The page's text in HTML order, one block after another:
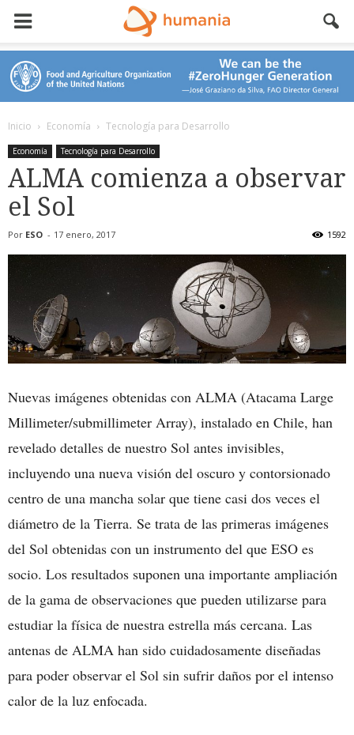
Inicio Economía Tecnología para Desarrollo
Economía Tecnología para Desarrollo
ALMA comienza a observar
el Sol
Por ESO - 17 enero, 2017 1592
Nuevas imágenes obtenidas con ALMA (Atacama Large
Millimeter/submillimeter Array), instalado en Chile, han
revelado detalles de nuestro Sol antes invisibles,
incluyendo una nueva visión del oscuro y contorsionado
centro de una mancha solar que tiene casi dos veces el
diámetro de la Tierra. Se trata de las primeras imágenes
del Sol obtenidas con un instrumento del que ESO es
socio. Los resultados suponen una importante ampliación
de la gama de observaciones que pueden utilizarse para
estudiar la física de nuestra estrella más cercana. Las
antenas de ALMA han sido cuidadosamente diseñadas
para poder observar el Sol sin sufrir daños por el intenso
calor de la luz enfocada.